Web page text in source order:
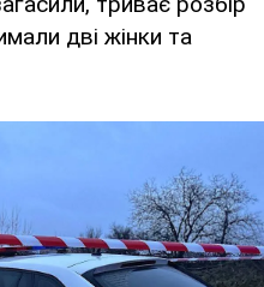
дві жінки та